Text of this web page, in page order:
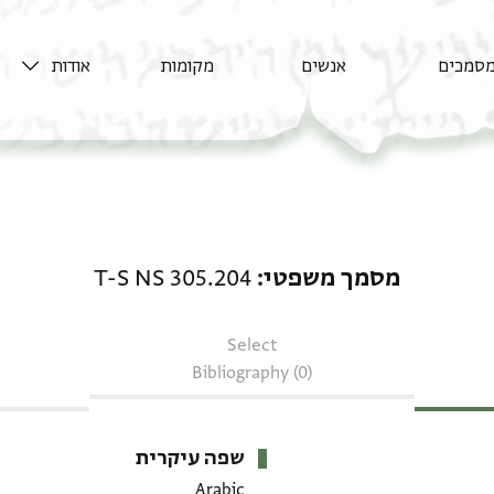
מסמכים אנשים מקומות אודות
מסמך משפטי T-S NS 305.204
Select
Bibliography (0)
שפה עיקרית